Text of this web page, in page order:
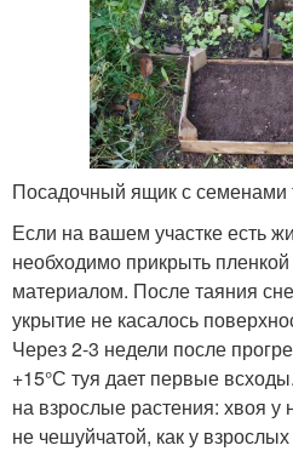
Посадочный ящик с семенами
Если на вашем участке есть
необходимо прикрыть
материалом. После таяния
укрытие не касалось
Через 2-3 недели после
+15°С туя дает первые
на взрослые растения: хвоя
не чешуйчатой, как у